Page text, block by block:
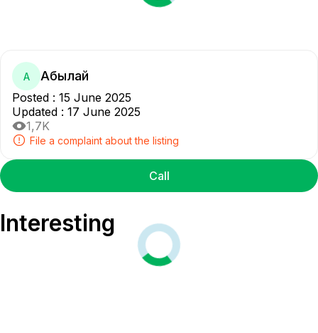
А Абылай
Posted : 15 June 2025
Updated : 17 June 2025
1,7K
File a complaint about the listing
Call
Interesting